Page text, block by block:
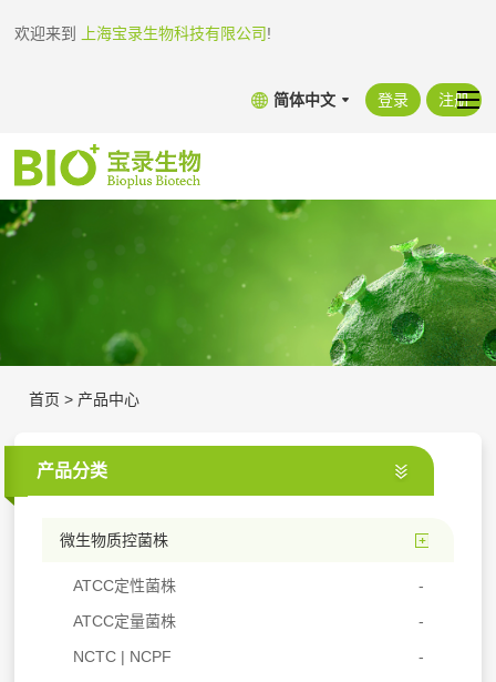
欢迎来到 上海宝录生物科技有限公司!
简体中文 登录 注册
首页 > 产品中心
产品分类
微生物质控菌株
ATCC定性菌株
ATCC定量菌株
NCTC | NCPF